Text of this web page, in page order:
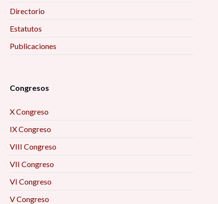
Directorio
Estatutos
Publicaciones
Congresos
X Congreso
IX Congreso
VIII Congreso
VII Congreso
VI Congreso
V Congreso